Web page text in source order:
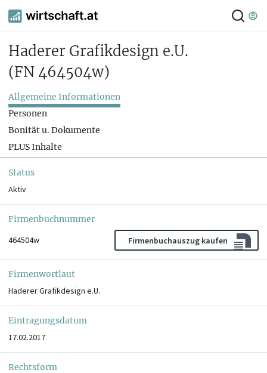
Haderer Grafikdesign e.U.
(FN 464504w)
Allgemeine Informationen
Personen
Bonität u. Dokumente
PLUS Inhalte
Status
Aktiv
Firmenbuchnummer
464504w
Firmenbuchauszug kaufen
Firmenwortlaut
Haderer Grafikdesign e.U.
Eintragungsdatum
17.02.2017
Rechtsform